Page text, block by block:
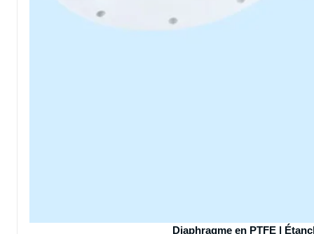
Diaphragme en PTFE |